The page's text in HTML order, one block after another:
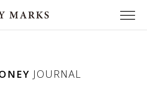
JOURNAL